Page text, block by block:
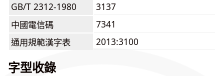
GB/T 2312-1980
3137
中國電信碼
7341
通用規範漢字表
2013:3100
字型收錄